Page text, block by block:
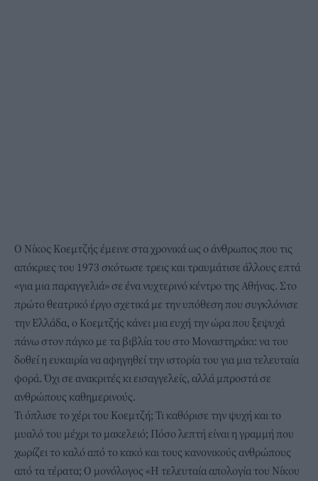
Ο Νίκος Κοεμτζής έμεινε στα χρονικά ως ο άνθρωπος που τις
απόκριες του 1973 σκότωσε τρεις και τραυμάτισε άλλους επτά
«για μια παραγγελιά» σε ένα νυχτερινό κέντρο της Αθήνας. Στο
πρώτο θεατρικό έργο σχετικά με την υπόθεση που συγκλόνισε
την Ελλάδα, ο Κοεμτζής κάνει μια ευχή την ώρα που ξεψυχά
πάνω στον πάγκο με τα βιβλία του στο Μοναστηράκι: να του
δοθεί η ευκαιρία να αφηγηθεί την ιστορία του για μια τελευταία
φορά. Όχι σε ανακριτές κι εισαγγελείς, αλλά μπροστά σε
ανθρώπους καθημερινούς.
Τι όπλισε το χέρι του Κοεμτζή; Τι καθόρισε την ψυχή και το
μυαλό του μέχρι το μακελειό; Πόσο λεπτή είναι η γραμμή που
χωρίζει το καλό από το κακό και τους κανονικούς ανθρώπους
από τα τέρατα; Ο μονόλογος «Η τελευταία απολογία του Νίκου